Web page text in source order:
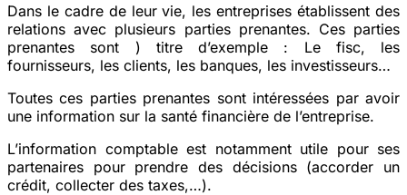
Dans le cadre de leur vie, les entreprises établissent des
relations avec plusieurs parties prenantes. Ces parties
prenantes sont ) titre d’exemple : Le fisc, les
fournisseurs, les clients, les banques, les investisseurs…
Toutes ces parties prenantes sont intéressées par avoir
une information sur la santé financière de l’entreprise.
L’information comptable est notamment utile pour ses
partenaires pour prendre des décisions (accorder un
crédit, collecter des taxes,…).